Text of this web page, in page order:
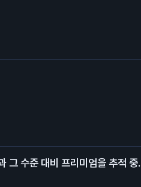
수준 대비 프리미엄을 추적 중.